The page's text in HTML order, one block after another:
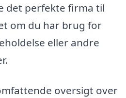
det perfekte firma til
om du har brug for
eller andre
oversigt over